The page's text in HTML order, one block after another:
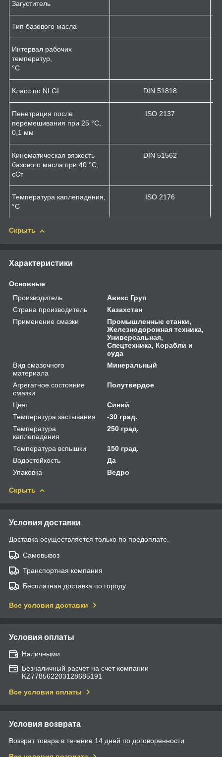
Загуститель
Тип базового масла
Интервал рабочих
температур,
°С
Класс по NLGI DIN 51818
Пенетрация после
перемешивания при 25 °С,
0,1 мм
ISO 2137
Кинематическая вязкость
базового масла при 40 °С,
сСт
DIN 51562
Температура каплепадения,
°С
ISO 2176
Скрыть
Характеристики
Основные
Производитель
Авикс Груп
Страна производитель
Казахстан
Применение смазки
Промышленные станки,
Железнодорожная техника,
Универсальная,
Спецтехника, Корабли и
суда
Вид смазочного
материала
Минеральный
Агрегатное состояние
смазки
Полутвердое
Цвет
Синий
Температура застывания
-30 град.
Температура
каплепадения
250 град.
Температура вспышки
150 град.
Водостойкость
Да
Упаковка
Ведро
Скрыть
Условия доставки
Доставка осуществляется только по предоплате.
Самовывоз
Транспортная компания
Бесплатная доставка по городу
Все условия доставки
Условия оплаты
Наличными
Безналичный расчет на счет компании
KZ778562203128685191
Все условия оплаты
Условия возврата
Возврат товара в течение 14 дней по договоренности